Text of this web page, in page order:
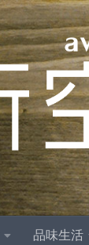
品味生活